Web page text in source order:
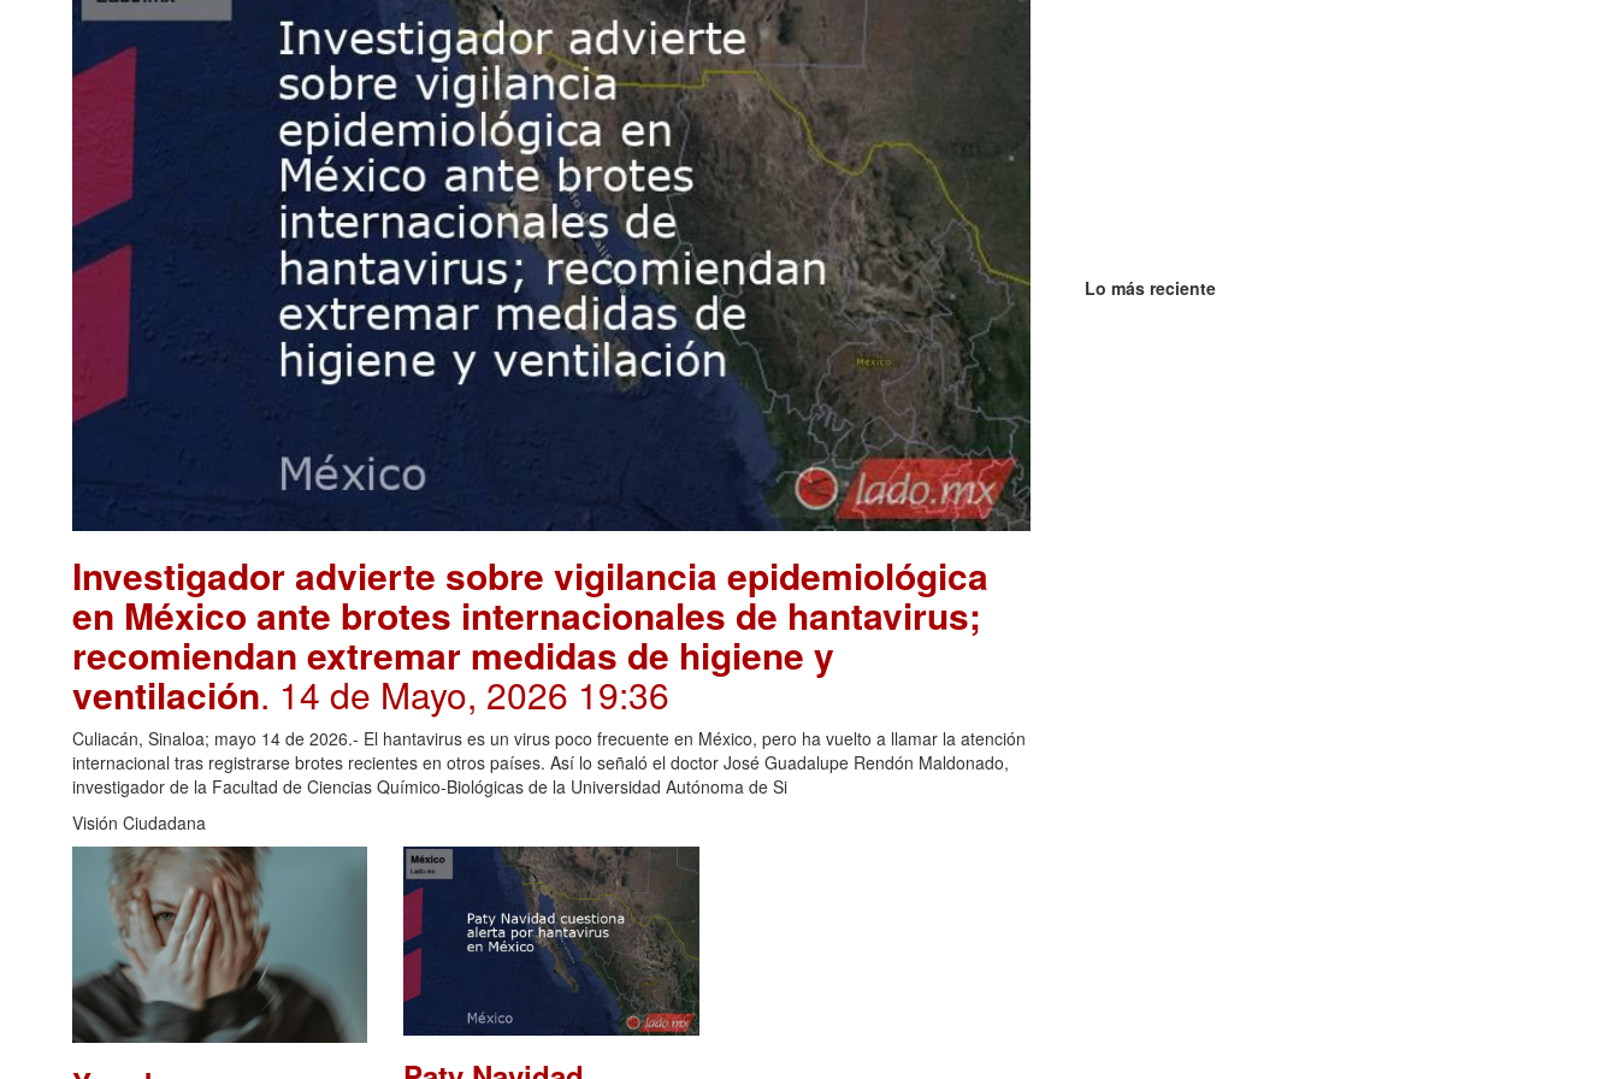
Investigador advierte sobre vigilancia epidemiológica
en México ante brotes internacionales de hantavirus;
recomiendan extremar medidas de higiene y
ventilación. 14 de Mayo, 2026 19:36
Culiacán, Sinaloa; mayo 14 de 2026.- El hantavirus es un virus poco frecuente en México, pero ha vuelto a llamar la atención
internacional tras registrarse brotes recientes en otros países. Así lo señaló el doctor José Guadalupe Rendón Maldonado,
investigador de la Facultad de Ciencias Químico-Biológicas de la Universidad Autónoma de Si
Visión Ciudadana
Lo más reciente